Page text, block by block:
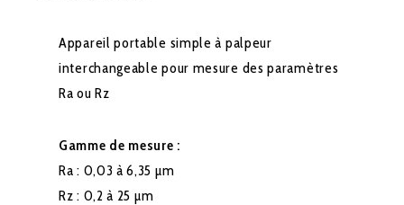
Appareil portable simple à palpeur
interchangeable pour mesure des paramètres
Ra ou Rz
Gamme de mesure :
Ra : 0,03 à 6,35 µm
Rz : 0,2 à 25 µm